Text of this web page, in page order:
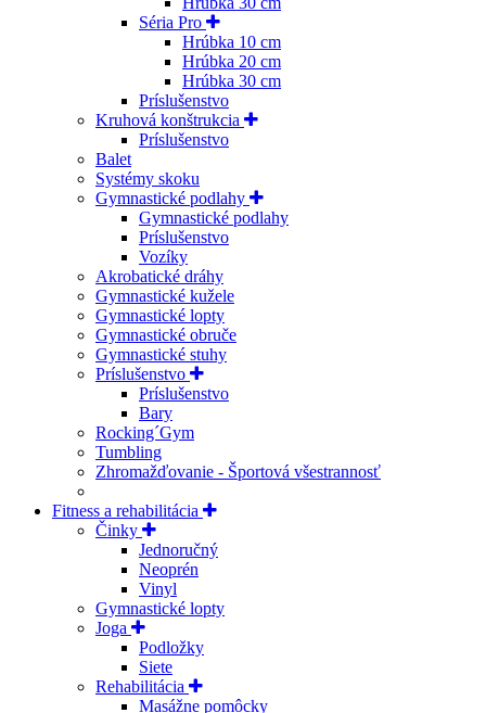
Séria Pro
Hrúbka 10 cm
Hrúbka 20 cm
Hrúbka 30 cm
Príslušenstvo
Kruhová konštrukcia
Príslušenstvo
Balet
Systémy skoku
Gymnastické podlahy
Gymnastické podlahy
Príslušenstvo
Vozíky
Akrobatické dráhy
Gymnastické kužele
Gymnastické lopty
Gymnastické obruče
Gymnastické stuhy
Príslušenstvo
Príslušenstvo
Bary
Rocking´Gym
Tumbling
Zhromažďovanie - Športová všestrannosť
Fitness a rehabilitácia
Činky
Jednoručný
Neoprén
Vinyl
Gymnastické lopty
Joga
Podložky
Siete
Rehabilitácia
Masážne pomôcky